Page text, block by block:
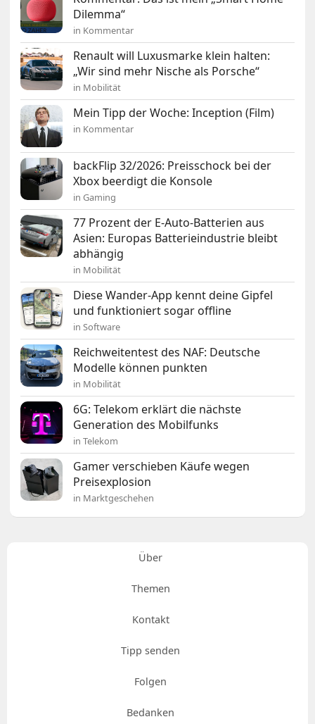
Dilemma“
in Kommentar
Renault will Luxusmarke klein halten:
„Wir sind mehr Nische als Porsche“
in Mobilität
Mein Tipp der Woche: Inception (Film)
in Kommentar
backFlip 32/2026: Preisschock bei der
Xbox beerdigt die Konsole
in Gaming
77 Prozent der E-Auto-Batterien aus
Asien: Europas Batterieindustrie bleibt
abhängig
in Mobilität
Diese Wander-App kennt deine Gipfel
und funktioniert sogar offline
in Software
Reichweitentest des NAF: Deutsche
Modelle können punkten
in Mobilität
6G: Telekom erklärt die nächste
Generation des Mobilfunks
in Telekom
Gamer verschieben Käufe wegen
Preisexplosion
in Marktgeschehen
Über
Themen
Kontakt
Tipp senden
Folgen
Bedanken